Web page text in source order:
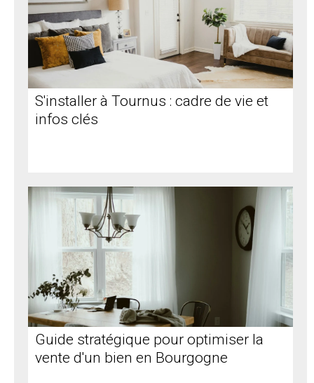
S'installer à Tournus : cadre de vie et
infos clés
Guide stratégique pour optimiser la
vente d'un bien en Bourgogne